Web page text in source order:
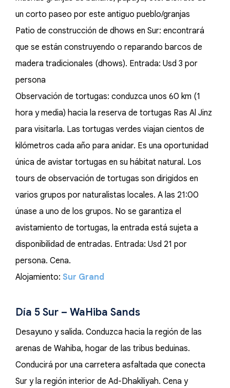
un corto paseo por este antiguo pueblo/granjas
Patio de construcción de dhows en Sur: encontrará
que se están construyendo o reparando barcos de
madera tradicionales (dhows). Entrada: Usd 3 por
persona
Observación de tortugas: conduzca unos 60 km (1
hora y media) hacia la reserva de tortugas Ras Al Jinz
para visitarla. Las tortugas verdes viajan cientos de
kilómetros cada año para anidar. Es una oportunidad
única de avistar tortugas en su hábitat natural. Los
tours de observación de tortugas son dirigidos en
varios grupos por naturalistas locales. A las 21:00
únase a uno de los grupos. No se garantiza el
avistamiento de tortugas, la entrada está sujeta a
disponibilidad de entradas. Entrada: Usd 21 por
persona. Cena.
Alojamiento: Sur Grand
Día 5 Sur – WaHiba Sands
Desayuno y salida. Conduzca hacia la región de las
arenas de Wahiba, hogar de las tribus beduinas.
Conducirá por una carretera asfaltada que conecta
Sur y la región interior de Ad-Dhakiliyah. Cena y